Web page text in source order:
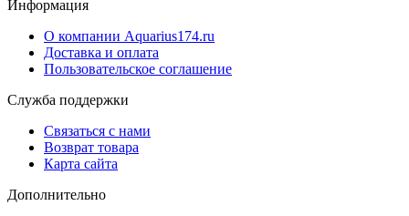
Информация
О компании Aquarius174.ru
Доставка и оплата
Пользовательское соглашение
Служба поддержки
Связаться с нами
Возврат товара
Карта сайта
Дополнительно